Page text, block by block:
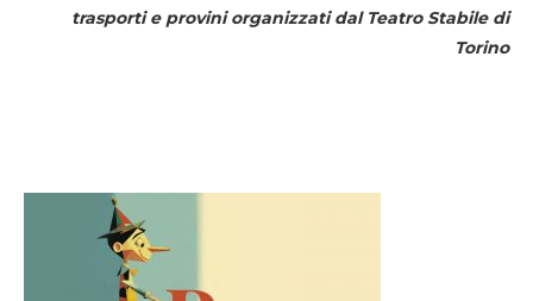
trasporti e provini organizzati dal Teatro Stabile di
Torino